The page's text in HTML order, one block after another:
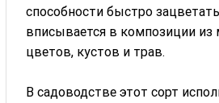
способности быстро
вписывается в композиции из
цветов, кустов и трав.
В садоводстве этот сорт